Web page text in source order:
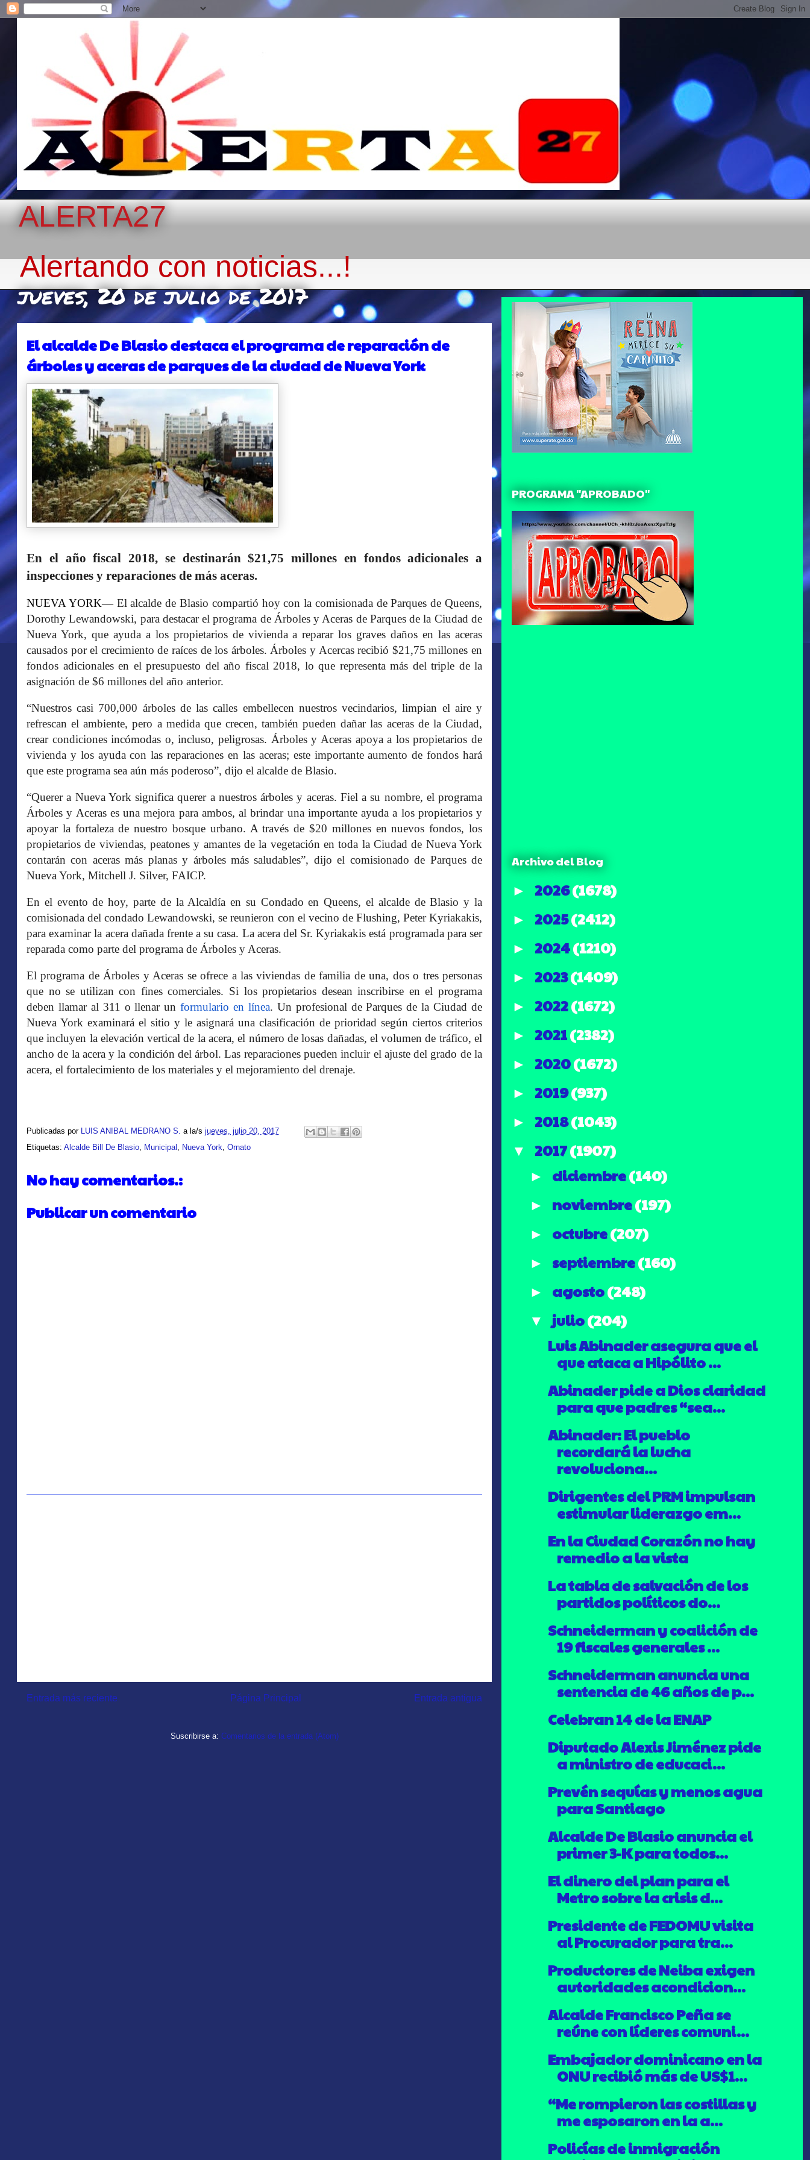
ALERTA27
Alertando con noticias...!
jueves, 20 de julio de 2017
El alcalde De Blasio destaca el programa de reparación de
árboles y aceras de parques de la ciudad de Nueva York
En el año fiscal 2018, se destinarán $21,75 millones en fondos adicionales a
inspecciones y reparaciones de más aceras.
NUEVA YORK— El alcalde de Blasio compartió hoy con la comisionada de Parques de Queens,
Dorothy Lewandowski, para destacar el programa de Árboles y Aceras de Parques de la Ciudad de
Nueva York, que ayuda a los propietarios de vivienda a reparar los graves daños en las aceras
causados ​​por el crecimiento de raíces de los árboles. Árboles y Acercas recibió $21,75 millones en
fondos adicionales en el presupuesto del año fiscal 2018, lo que representa más del triple de la
asignación de $6 millones del año anterior.
“Nuestros casi 700,000 árboles de las calles embellecen nuestros vecindarios, limpian el aire y
refrescan el ambiente, pero a medida que crecen, también pueden dañar las aceras de la Ciudad,
crear condiciones incómodas o, incluso, peligrosas. Árboles y Aceras apoya a los propietarios de
vivienda y los ayuda con las reparaciones en las aceras; este importante aumento de fondos hará
que este programa sea aún más poderoso”, dijo el alcalde de Blasio.
“Querer a Nueva York significa querer a nuestros árboles y aceras. Fiel a su nombre, el programa
Árboles y Aceras es una mejora para ambos, al brindar una importante ayuda a los propietarios y
apoyar la fortaleza de nuestro bosque urbano. A través de $20 millones en nuevos fondos, los
propietarios de viviendas, peatones y amantes de la vegetación en toda la Ciudad de Nueva York
contarán con aceras más planas y árboles más saludables”, dijo el comisionado de Parques de
Nueva York, Mitchell J. Silver, FAICP.
En el evento de hoy, parte de la Alcaldía en su Condado en Queens, el alcalde de Blasio y la
comisionada del condado Lewandowski, se reunieron con el vecino de Flushing, Peter Kyriakakis,
para examinar la acera dañada frente a su casa. La acera del Sr. Kyriakakis está programada para ser
reparada como parte del programa de Árboles y Aceras.
El programa de Árboles y Aceras se ofrece a las viviendas de familia de una, dos o tres personas
que no se utilizan con fines comerciales. Si los propietarios desean inscribirse en el programa
deben llamar al 311 o llenar un formulario en línea. Un profesional de Parques de la Ciudad de
Nueva York examinará el sitio y le asignará una clasificación de prioridad según ciertos criterios
que incluyen la elevación vertical de la acera, el número de losas dañadas, el volumen de tráfico, el
ancho de la acera y la condición del árbol. Las reparaciones pueden incluir el ajuste del grado de la
acera, el fortalecimiento de los materiales y el mejoramiento del drenaje.
Publicadas por LUIS ANIBAL MEDRANO S. a la/s jueves, julio 20, 2017
Etiquetas: Alcalde Bill De Blasio, Municipal , Nueva York, Ornato
No hay comentarios.:
Publicar un comentario
Entrada más reciente Entrada antigua
Página Principal
Suscribirse a: Comentarios de la entrada (Atom)
PROGRAMA "APROBADO"
Archivo del Blog
► 2026(1678)
► 2025(2412)
► 2024(1210)
► 2023(1409)
► 2022(1672)
► 2021(2382)
► 2020(1672)
► 2019(937)
► 2018(1043)
▼ 2017(1907)
► diciembre(140)
► noviembre(197)
► octubre(207)
► septiembre(160)
► agosto(248)
▼ julio(204)
Luis Abinader asegura que el
que ataca a Hipólito ...
Abinader pide a Dios claridad
para que padres “sea...
Abinader: El pueblo
recordará la lucha
revoluciona...
Dirigentes del PRM impulsan
estimular liderazgo em...
En la Ciudad Corazón no hay
remedio a la vista
La tabla de salvación de los
partidos políticos do...
Schneiderman y coalición de
19 fiscales generales ...
Schneiderman anuncia una
sentencia de 46 años de p...
Celebran 14 de la ENAP
Diputado Alexis Jiménez pide
a ministro de educaci...
Prevén sequías y menos agua
para Santiago
Alcalde De Blasio anuncia el
primer 3-K para todos...
El dinero del plan para el
Metro sobre la crisis d...
Presidente de FEDOMU visita
al Procurador para tra...
Productores de Neiba exigen
autoridades acondicion...
Alcalde Francisco Peña se
reúne con líderes comuni...
Embajador dominicano en la
ONU recibió más de US$1...
“Me rompieron las costillas y
me esposaron en la a...
Policías de inmigración